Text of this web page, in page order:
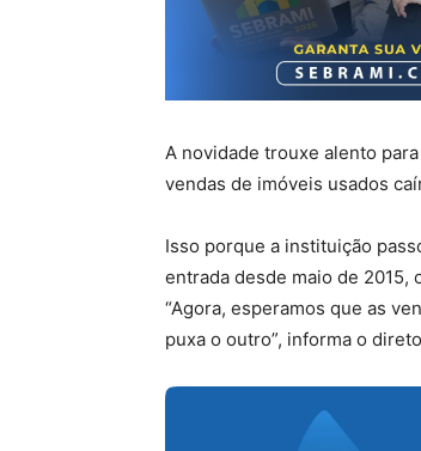
A novidade trouxe alento
vendas de imóveis usados
Isso porque a instituição
entrada desde maio de 2015,
“Agora, esperamos que as
puxa o outro”, informa o